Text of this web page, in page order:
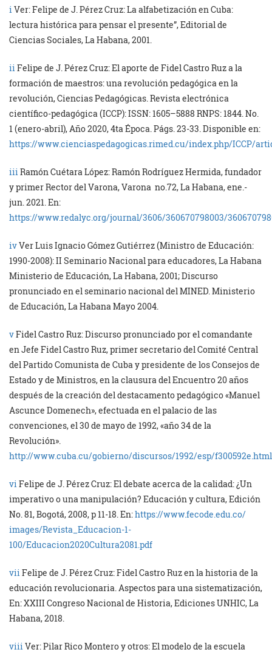
iVer: Felipe de J. Pérez Cruz: La alfabetización en Cuba:
lectura histórica para pensar el presente”, Editorial de
Ciencias Sociales, La Habana, 2001.
iiFelipe de J. Pérez Cruz: El aporte de Fidel Castro Ruz a la
formación de maestros: una revolución pedagógica en la
revolución, Ciencias Pedagógicas. Revista electrónica
científico-pedagógica (ICCP): ISSN: 1605–5888 RNPS: 1844. No.
1 (enero-abril), Año 2020, 4ta Época. Págs. 23-33. Disponible en:
https://www.cienciaspedagogicas.rimed.cu/index.php/ICCP/
iiiRamón Cuétara López: Ramón Rodríguez Hermida, fundador
y primer Rector del Varona, Varona no.72, La Habana, ene.-
jun. 2021. En:
https://www.redalyc.org/journal/3606/360670798003/
ivVer Luis Ignacio Gómez Gutiérrez (Ministro de Educación:
1990-2008): II Seminario Nacional para educadores, La Habana
Ministerio de Educación, La Habana, 2001; Discurso
pronunciado en el seminario nacional del MINED. Ministerio
de Educación, La Habana Mayo 2004.
vFidel Castro Ruz: Discurso pronunciado por el comandante
en Jefe Fidel Castro Ruz, primer secretario del Comité Central
del Partido Comunista de Cuba y presidente de los Consejos de
Estado y de Ministros, en la clausura del Encuentro 20 años
después de la creación del destacamento pedagógico «Manuel
Ascunce Domenech», efectuada en el palacio de las
convenciones, el 30 de mayo de 1992, «año 34 de la
Revolución».
http://www.cuba.cu/gobierno/discursos/1992/esp/f300592e.html
viFelipe de J. Pérez Cruz: El debate acerca de la calidad: ¿Un
imperativo o una manipulación? Educación y cultura, Edición
No. 81, Bogotá, 2008, p 11-18. En:https://www.fecode.edu.co/
images/Revista_Educacion-1-
100/Educacion2020Cultura2081.pdf
viiFelipe de J. Pérez Cruz: Fidel Castro Ruz en la historia de la
educación revolucionaria. Aspectos para una sistematización,
En: XXIII Congreso Nacional de Historia, Ediciones UNHIC, La
Habana, 2018.
viiiVer: Pilar Rico Montero y otros: El modelo de la escuela